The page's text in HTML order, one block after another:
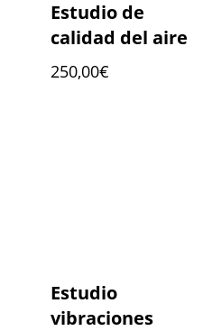
Estudio de
calidad del aire
250,00€
Estudio
vibraciones